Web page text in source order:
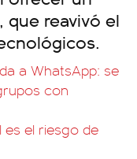
reavivó el
a WhatsApp: se
con
es el riesgo de